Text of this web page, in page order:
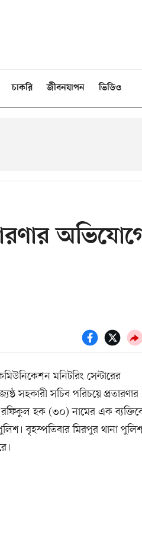
চাকরি জীবনযাপন ভিডিও
মনিটরিং সেন্টারের
সহকারী সচিব পরিচয়ে প্রতারণার
হক (৩০) নামের এক
বৃহস্পতিবার মিরপুর থানা